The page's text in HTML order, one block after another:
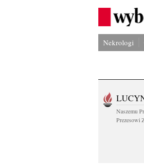
Nekrologi
Naszemu
Prezesowi